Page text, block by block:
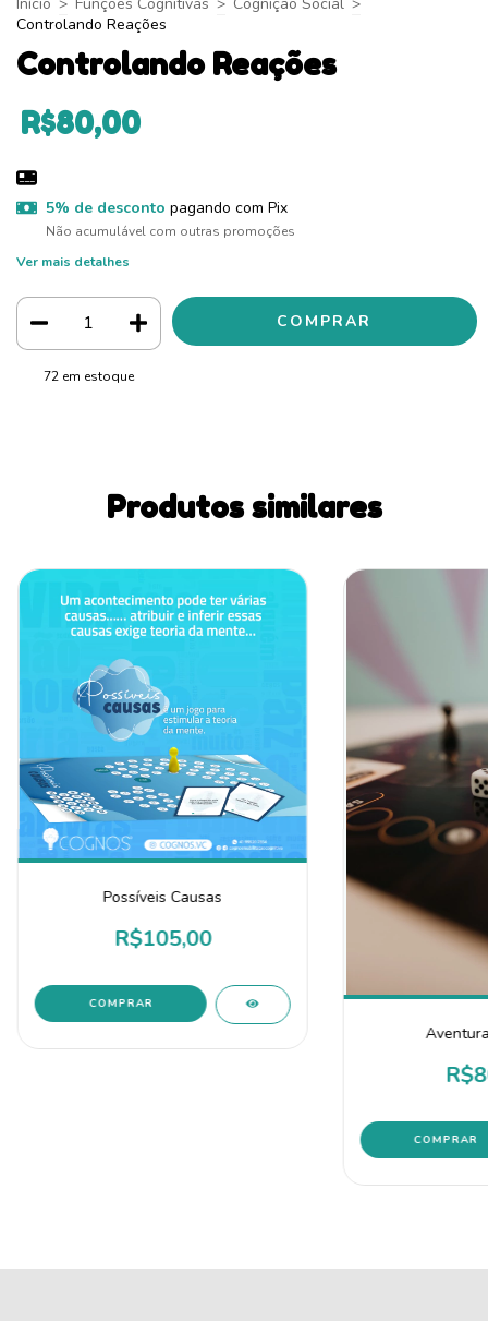
Controlando Reações
Controlando Reações
R$80,00
5% de desconto pagando com Pix
Não acumulável com outras promoções
Ver mais detalhes
72em estoque
Produtos similares
Possíveis Causas
R$105,00